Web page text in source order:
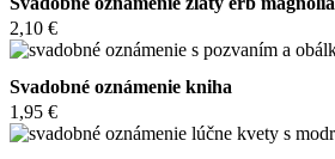
2,10 €
Svadobné oznámenie kniha
1,95 €